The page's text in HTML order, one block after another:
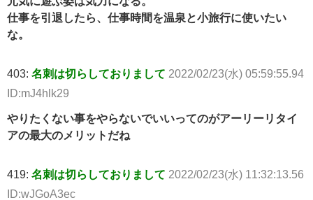
仕事を引退したら、仕事時間を温泉と小旅行に使いたい
な。
403: 名刺は切らしておりまして 2022/02/23(水) 05:59:55.94
ID:mJ4hlk29
やりたくない事をやらないでいいってのがアーリーリタイ
アの最大のメリットだね
419: 名刺は切らしておりまして 2022/02/23(水) 11:32:13.56
ID:wJGoA3ec